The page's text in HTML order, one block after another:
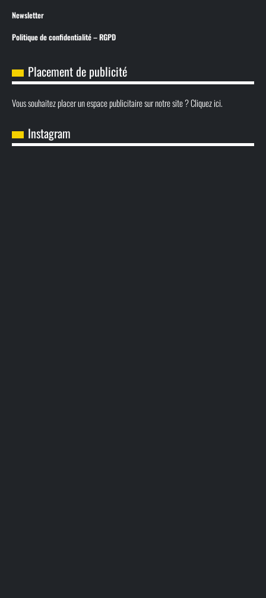
Newsletter
Politique de confidentialité – RGPD
Placement de publicité
Vous souhaitez placer un espace publicitaire sur notre site ? Cliquez ici.
Instagram